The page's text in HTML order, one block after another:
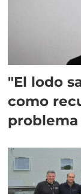
"El lodo
como
problema